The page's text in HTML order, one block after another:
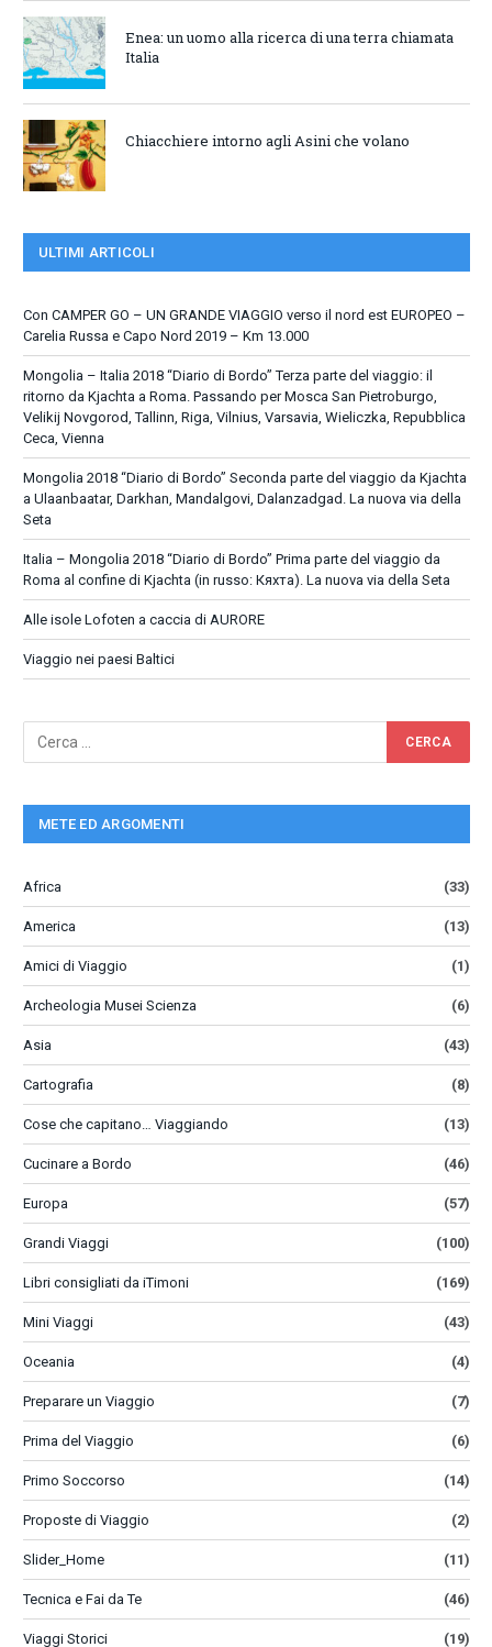
Enea: un uomo alla ricerca di una terra chiamata
Italia
Chiacchiere intorno agli Asini che volano
ULTIMI ARTICOLI
Con CAMPER GO – UN GRANDE VIAGGIO verso il nord est EUROPEO –
Carelia Russa e Capo Nord 2019 – Km 13.000
Mongolia – Italia 2018 “Diario di Bordo” Terza parte del viaggio: il
ritorno da Kjachta a Roma. Passando per Mosca San Pietroburgo,
Velikij Novgorod, Tallinn, Riga, Vilnius, Varsavia, Wieliczka, Repubblica
Ceca, Vienna
Mongolia 2018 “Diario di Bordo” Seconda parte del viaggio da Kjachta
a Ulaanbaatar, Darkhan, Mandalgovi, Dalanzadgad. La nuova via della
Seta
Italia – Mongolia 2018 “Diario di Bordo” Prima parte del viaggio da
Roma al confine di Kjachta (in russo: Кяхта). La nuova via della Seta
Alle isole Lofoten a caccia di AURORE
Viaggio nei paesi Baltici
METE ED ARGOMENTI
Africa (33)
America (13)
Amici di Viaggio (1)
Archeologia Musei Scienza (6)
Asia (43)
Cartografia (8)
Cose che capitano… Viaggiando (13)
Cucinare a Bordo (46)
Europa (57)
Grandi Viaggi (100)
Libri consigliati da iTimoni (169)
Mini Viaggi (43)
Oceania (4)
Preparare un Viaggio (7)
Prima del Viaggio (6)
Primo Soccorso (14)
Proposte di Viaggio (2)
Slider_Home (11)
Tecnica e Fai da Te (46)
Viaggi Storici (19)